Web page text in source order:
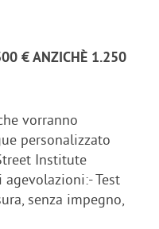
€ ANZICHÈ 1.250
vorranno
personalizzato
Institute
Test
senza impegno,